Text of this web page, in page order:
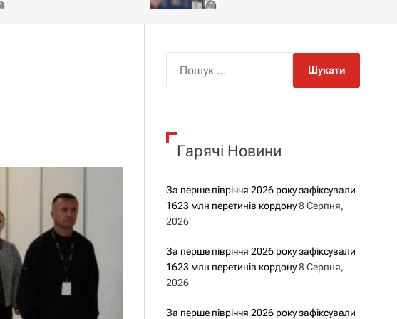
о
в
о
г
у
к
Гарячі Новини
За перше півріччя 2026 року зафіксували
1623 млн перетинів кордону 8 Серпня,
2026
За перше півріччя 2026 року зафіксували
1623 млн перетинів кордону 8 Серпня,
2026
За перше півріччя 2026 року зафіксували